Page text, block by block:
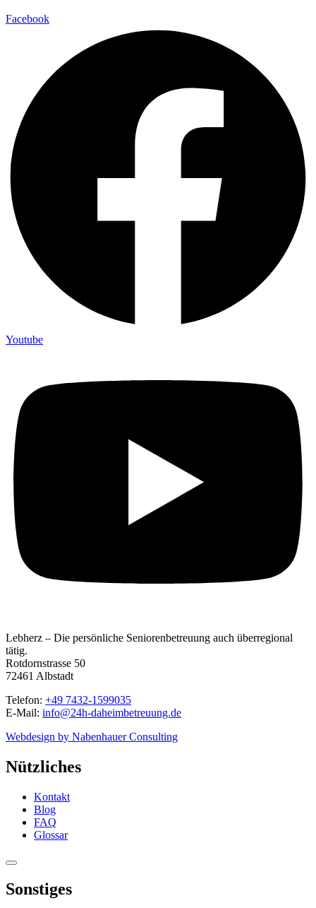
Facebook
Youtube
Lebherz – Die persönliche Seniorenbetreuung auch überregional
tätig.
Rotdornstrasse 50
72461 Albstadt
Telefon: +49 7432-1599035
E-Mail: info@24h-daheimbetreuung.de
Webdesign by Nabenhauer Consulting
Nützliches
Kontakt
Blog
FAQ
Glossar
Sonstiges